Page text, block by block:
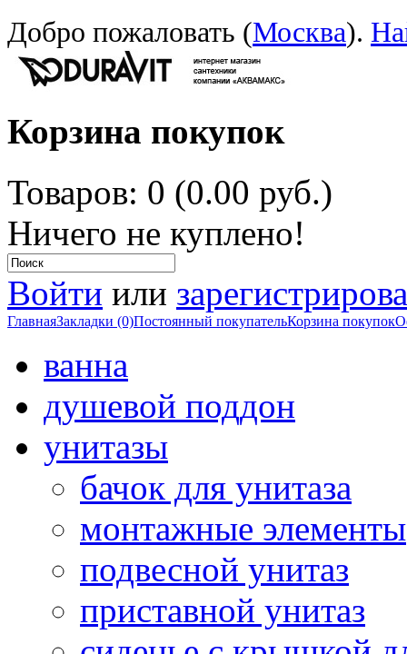
Добро пожаловать (Москва).
Корзина покупок
Товаров: 0 (0.00 руб.)
Ничего не куплено!
Войти или
ГлавнаяЗакладки (0)Постоянный покупательКорзина покупок
ванна
душевой поддон
унитазы
бачок для унитаза
монтажные элементы
подвесной унитаз
приставной унитаз